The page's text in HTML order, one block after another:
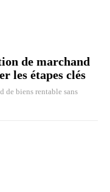
de marchand
les étapes clés
de biens rentable sans